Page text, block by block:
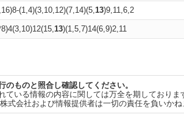
(1,4)(3,10,12)(7,14)(5,13)9,11,6,2
13)(1,5,7)14(6,9)2,11
のものと照合し確認してください。
ている情報の内容に関しては万全を期しており
会社および情報提供者は一切の責任を負いかね